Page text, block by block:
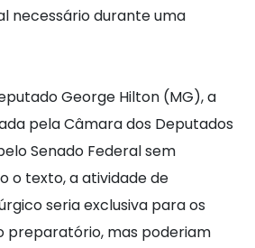
necessário durante uma
George Hilton (MG), a
pela Câmara dos Deputados
Senado Federal sem
o texto, a atividade de
seria exclusiva para os
preparatório, mas poderiam